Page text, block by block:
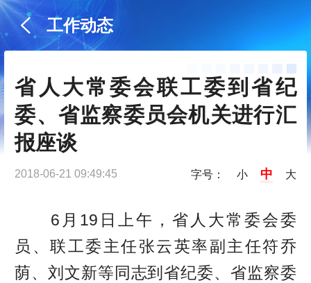
工作动态
省人大常委会联工委到省纪
委、省监察委员会机关进行汇
报座谈
2018-06-21 09:49:45 字号： 小 中 大
6月19日上午，省人大常委会委
员、联工委主任张云英率副主任符乔
荫、刘文新等同志到省纪委、省监察委